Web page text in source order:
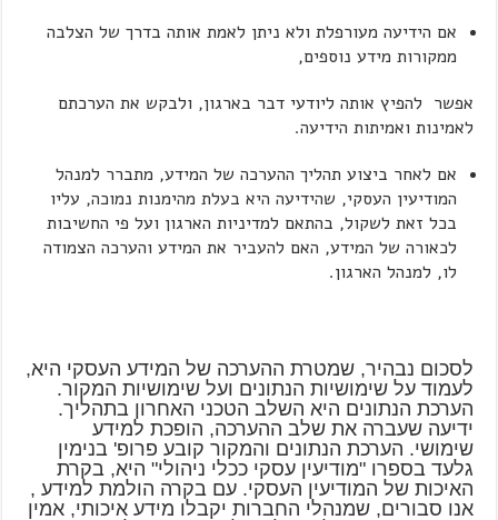
אם הידיעה מעורפלת ולא ניתן לאמת אותה בדרך של הצלבה
ממקורות מידע נוספים,
אפשר להפיץ אותה ליודעי דבר בארגון, ולבקש את הערכתם
לאמינות ואמיתות הידיעה.
אם לאחר ביצוע תהליך ההערכה של המידע, מתברר למנהל
המודיעין העסקי, שהידיעה היא בעלת מהימנות נמוכה, עליו
בכל זאת לשקול, בהתאם למדיניות הארגון ועל פי החשיבות
לכאורה של המידע, האם להעביר את המידע והערכה הצמודה
לו, למנהל הארגון.
לסכום נבהיר, שמטרת ההערכה של המידע העסקי היא,
לעמוד על שימושיות הנתונים ועל שימושיות המקור.
הערכת הנתונים היא השלב הטכני האחרון בתהליך.
ידיעה שעברה את שלב ההערכה, הופכת למידע
שימושי. הערכת הנתונים והמקור קובע פרופ' בנימין
גלעד בספרו "מודיעין עסקי ככלי ניהולי" היא, בקרת
האיכות של המודיעין העסקי. עם בקרה הולמת למידע ,
אנו סבורים, שמנהלי החברות יקבלו מידע איכותי, אמין